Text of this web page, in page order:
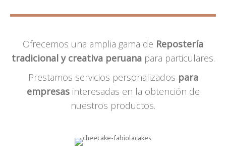
Ofrecemos una amplia gama de Repostería
tradicional y creativa peruanapara particulares.
Prestamos servicios personalizados para
empresasinteresadas en la obtención de
nuestros productos.